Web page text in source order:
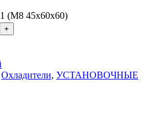
(М8 45х60х60)
Охладители, УСТАНОВОЧНЫЕ